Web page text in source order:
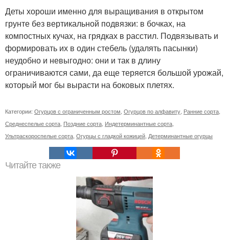
Деты хороши именно для выращивания в открытом
грунте без вертикальной подвязки: в бочках, на
компостных кучах, на грядках в расстил. Подвязывать и
формировать их в один стебель (удалять пасынки)
неудобно и невыгодно: они и так в длину
ограничиваются сами, да еще теряется большой урожай,
который мог бы вырасти на боковых плетях.
Категории: Огурцов с ограниченным ростом Огурцов по алфавиту Ранние сорта
Среднеспелые сорта Поздние сорта Индетерминантные сорта
Ультраскороспелые сорта Огурцы с гладкой кожицей Детерминантные огурцы
Читайте также